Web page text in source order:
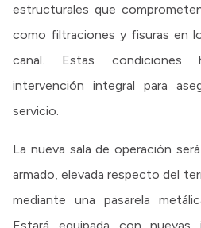
estructurales que
como filtraciones y fisuras en
canal. Estas condiciones
intervención integral para
servicio.
La nueva sala de operación
armado, elevada respecto del
mediante una pasarela
Estará equipada con nuevas